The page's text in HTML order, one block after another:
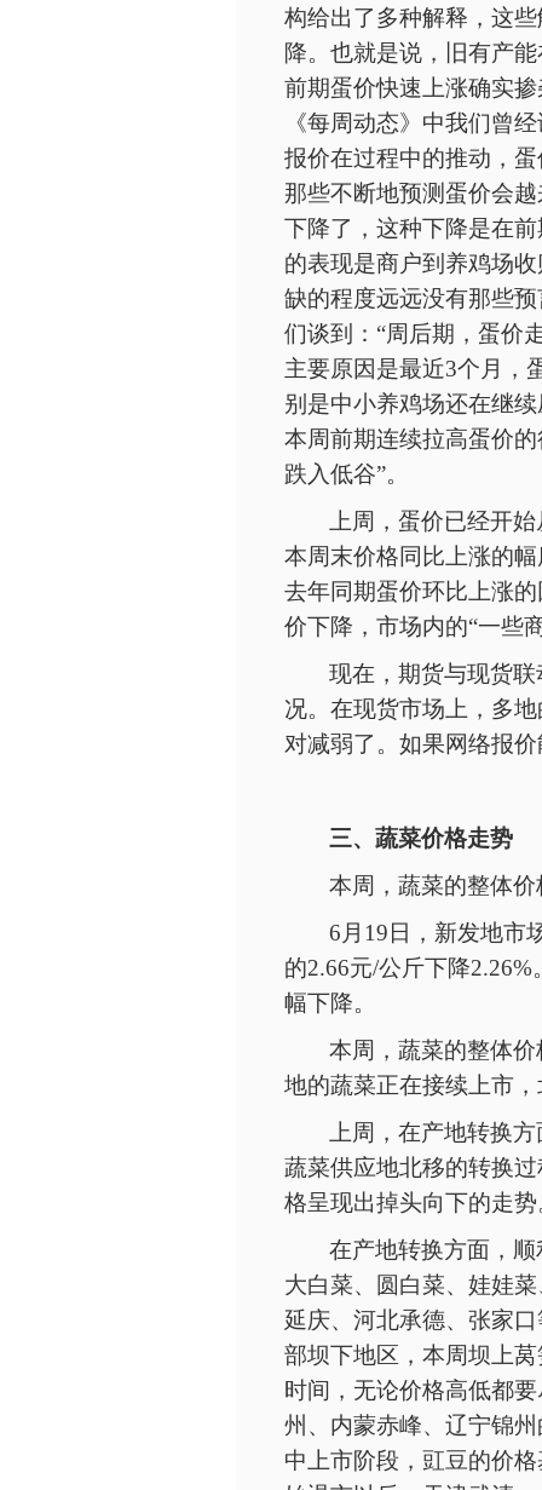
构给出了多种解释，这
降。也就是说，旧有产
前期蛋价快速上涨确实
《每周动态》中我们曾
报价在过程中的推动，
那些不断地预测蛋价会
下降了，这种下降是在
的表现是商户到养鸡场
缺的程度远远没有那些
们谈到：“周后期，蛋价
主要原因是最近3个月，
别是中小养鸡场还在继
本周前期连续拉高蛋价
跌入低谷”。
上周，蛋价已经开
本周末价格同比上涨的
去年同期蛋价环比上涨
价下降，市场内的“一些
现在，期货与现货
况。在现货市场上，多
对减弱了。如果网络报
三、蔬菜价格走势
本周，蔬菜的整体
6月 19 日，新发地市
的2.66元/公斤下降
幅下降。
本周，蔬菜的整体
地的蔬菜正在接续上市
上周，在产地转换
蔬菜供应地北移的转换
格呈现出掉头向下的走势
在产地转换方面，
大白菜、圆白菜、娃娃
延庆、河北承德、张家
部坝下地区，本周坝上
时间，无论价格高低都
州、内蒙赤峰、辽宁锦
中上市阶段，豇豆的价